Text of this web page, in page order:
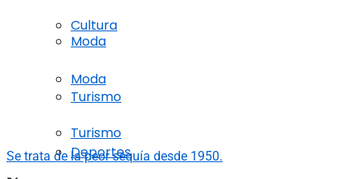
Moda
Turismo
Deportes
Cultura
Moda
Turismo
Se trata de la peor sequía desde 1950.